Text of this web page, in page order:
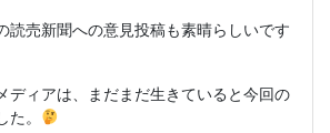
読売新聞への意見投稿も素晴らしいです
ディアは、まだまだ生きていると今回の
た。